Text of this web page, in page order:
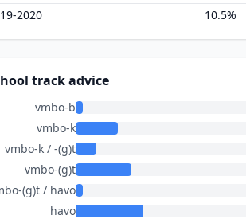
2020
10.5%
track advice
vmbo-b
vmbo-k
vmbo-k / -(g)t
vmbo-(g)t
(g)t / havo
havo